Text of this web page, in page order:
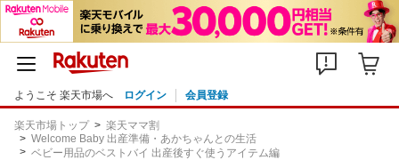
ようこそ 楽天市場へ ログイン 会員登録
楽天市場トップ
楽天ママ割
Welcome Baby 出産準備・あかちゃんとの生活
ベビー用品のベストバイ 出産後すぐ使うアイテム編